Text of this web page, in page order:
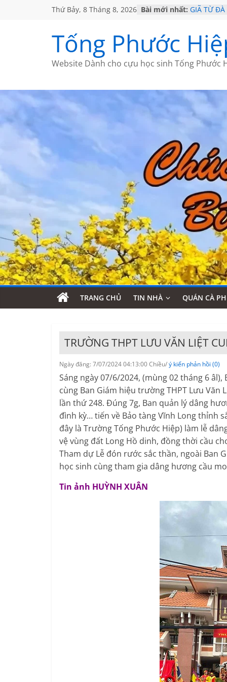
Thứ Bảy, 8 Tháng 8, 2026 Bài mới nhất: GIÃ TỪ
KHÔNG
CHÙM
Tống Phước
Website Dành cho cựu học sinh Tống Phước
TRANG CHỦ TIN NHÀ QUÁN CÀ
TRƯỜNG THPT LƯU VĂN LIỆT
Ngày đăng: 7/07/2024 04:13:00 Chiều/ý kiến phản hồi (0)
Sáng ngày 07/6/2024, (mùng 02 tháng 6
cùng Ban Giám hiệu trường THPT Lưu
lần thứ 248. Đúng 7g, Ban quản lý dâng
đình kỳ… tiến về Bảo tàng Vĩnh Long thỉnh
đây là Trường Tống Phước Hiệp) làm lễ
vệ vùng đất Long Hồ dinh, đồng thời cầu
Tham dự Lễ đón rước sắc thần, ngoài Ban
học sinh cùng tham gia dâng hương cầu
Tin ảnh HUỲNH XUÂN